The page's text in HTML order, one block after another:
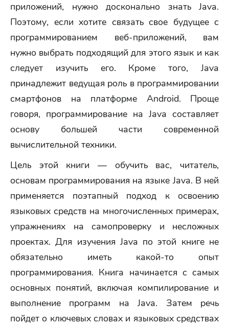
приложений, нужно досконально знать Java.
Поэтому, если хотите связать свое будущее с
программированием веб-приложений, вам
нужно выбрать подходящий для этого язык и как
следует изучить его. Кроме того, Java
принадлежит ведущая роль в программировании
смартфонов на платформе Android. Проще
говоря, программирование на Java составляет
основу большей части современной
вычислительной техники.
Цель этой книги — обучить вас, читатель,
основам программирования на языке Java. В ней
применяется поэтапный подход к освоению
языковых средств на многочисленных примерах,
упражнениях на самопроверку и несложных
проектах. Для изучения Java по этой книге не
обязательно иметь какой-то опыт
программирования. Книга начинается с самых
основных понятий, включая компилирование и
выполнение программ на Java. Затем речь
пойдет о ключевых словах и языковых средствах